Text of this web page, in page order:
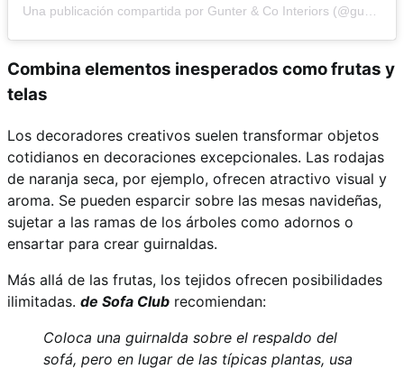
Una publicación compartida por Gunter & Co Interiors (@gunterandco)
Combina elementos inesperados como frutas y
telas
Los decoradores creativos suelen transformar objetos
cotidianos en decoraciones excepcionales. Las rodajas
de naranja seca, por ejemplo, ofrecen atractivo visual y
aroma. Se pueden esparcir sobre las mesas navideñas,
sujetar a las ramas de los árboles como adornos o
ensartar para crear guirnaldas.
Más allá de las frutas, los tejidos ofrecen posibilidades
ilimitadas. de Sofa Club recomiendan:
Coloca una guirnalda sobre el respaldo del
sofá, pero en lugar de las típicas plantas, usa